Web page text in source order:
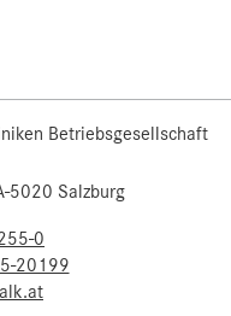
Betriebsgesellschaft
5020 Salzburg
0
20199